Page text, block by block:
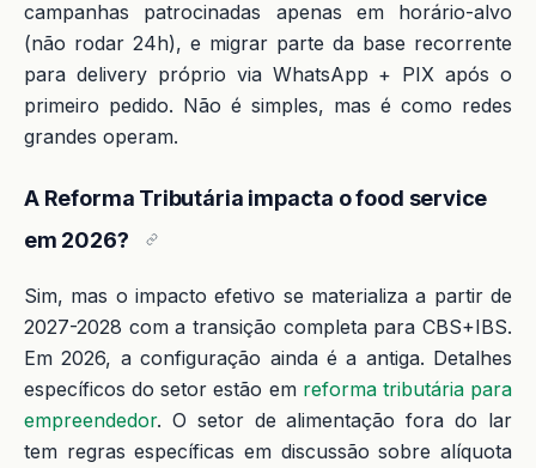
campanhas patrocinadas apenas em horário-alvo
(não rodar 24h), e migrar parte da base recorrente
para delivery próprio via WhatsApp + PIX após o
primeiro pedido. Não é simples, mas é como redes
grandes operam.
A Reforma Tributária impacta o food service
em 2026?
Sim, mas o impacto efetivo se materializa a partir de
2027-2028 com a transição completa para CBS+IBS.
Em 2026, a configuração ainda é a antiga. Detalhes
específicos do setor estão em reforma tributária para
empreendedor. O setor de alimentação fora do lar
tem regras específicas em discussão sobre alíquota